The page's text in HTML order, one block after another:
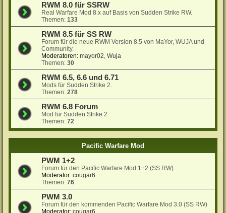
RWM 8.0 für SSRW
Real Warfare Mod 8.x auf Basis von Sudden Strike RW.
Themen:133
RWM 8.5 für SS RW
Forum für die neue RWM Version 8.5 von MaYor, WUJA und
Community.
Moderatoren: mayor02,Wuja
Themen:30
RWM 6.5, 6.6 und 6.71
Mods für Sudden Strike 2.
Themen:278
RWM 6.8 Forum
Mod für Sudden Strike 2.
Themen:72
Pacific Warfare Mod
PWM 1+2
Forum für den Pacific Warfare Mod 1+2 (SS RW)
Moderator: cougar6
Themen:76
PWM 3.0
Forum für den kommenden Pacific Warfare Mod 3.0 (SS RW)
Moderator: cougar6